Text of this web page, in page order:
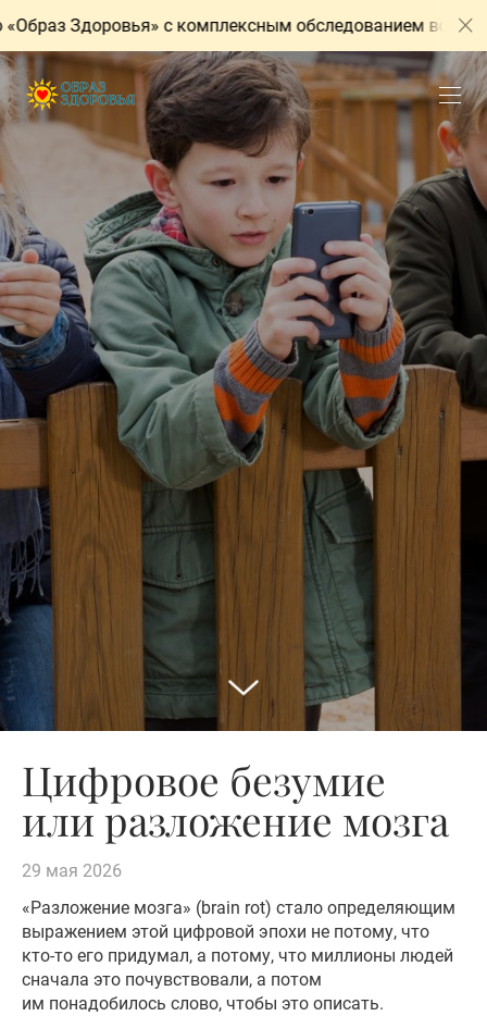
с комплексным обследованием всего
Цифровое безумие
или разложение мозга
29 мая 2026
«Разложение мозга» (brain rot) стало определяющим
выражением этой цифровой эпохи не потому, что
кто-то его придумал, а потому, что миллионы людей
сначала это почувствовали, а потом
им понадобилось слово, чтобы это описать.